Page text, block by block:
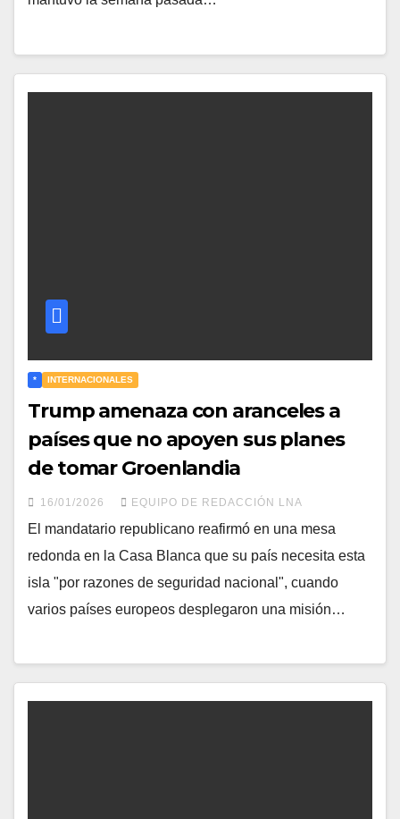
* INTERNACIONALES
Trump amenaza con aranceles a
países que no apoyen sus planes
de tomar Groenlandia
16/01/2026 EQUIPO DE REDACCIÓN LNA
El mandatario republicano reafirmó en una mesa
redonda en la Casa Blanca que su país necesita esta
isla "por razones de seguridad nacional", cuando
varios países europeos desplegaron una misión…